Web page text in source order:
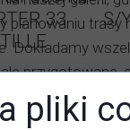
planowaniu trasy
Dokładamy
przygotowane,
33 S/
zł...
więcej →
pliki